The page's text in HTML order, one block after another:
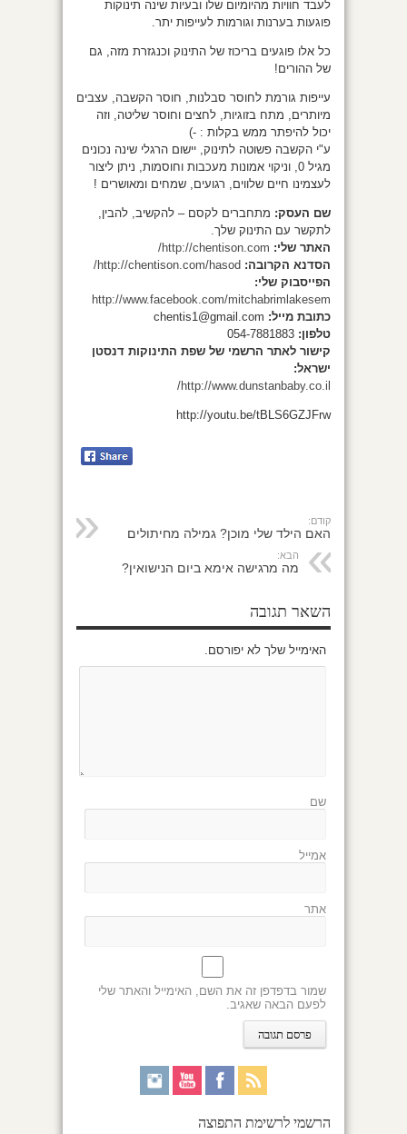
לעבד חוויות מהיומיום שלו ובעיות שינה תינוקות
פוגעות בערנות וגורמות לעייפות יתר.
כל אלו פוגעים בריכוז של התינוק וכנגזרת מזה, גם
של ההורים!
עייפות גורמת לחוסר סבלנות, חוסר הקשבה, עצבים
מיותרים, מתח בזוגיות, לחצים וחוסר שליטה, וזה
יכול להיפתר ממש בקלות : -)
ע"י הקשבה פשוטה לתינוק, יישום הרגלי שינה נכונים
מגיל 0, וניקוי אמונות מעכבות וחוסמות, ניתן ליצור
לעצמינו חיים שלווים, רגועים, שמחים ומאושרים !
שם העסק: מתחברים לקסם – להקשיב, להבין,
לתקשר עם התינוק שלך.
האתר שלי: http://chentison.com/
הסדנא הקרובה: http://chentison.com/hasod/
הפייסבוק שלי:
http://www.facebook.com/mitchabrimlakesem
כתובת מייל:
טלפון:
קישור לאתר הרשמי של שפת התינוקות דנסטן
ישראל:
http://www.dunstanbaby.co.il/
http://youtu.be/tBLS6GZJFrw
קודם:
האם הילד שלי מוכן? גמילה מחיתולים
הבא:
מה מרגישה אימא ביום הנישואין?
השאר תגובה
האימייל שלך לא יפורסם.
שם
אמייל
אתר
שמור בדפדפן זה את השם, האימייל והאתר שלי
לפעם הבאה שאגיב.
הרשמי לרשימת התפוצה